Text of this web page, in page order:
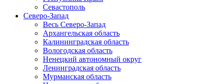
Севастополь
Северо-Запад
Весь Северо-Запад
Архангельская область
Калининградская область
Вологодская область
Ненецкий автономный округ
Ленинградская область
Мурманская область